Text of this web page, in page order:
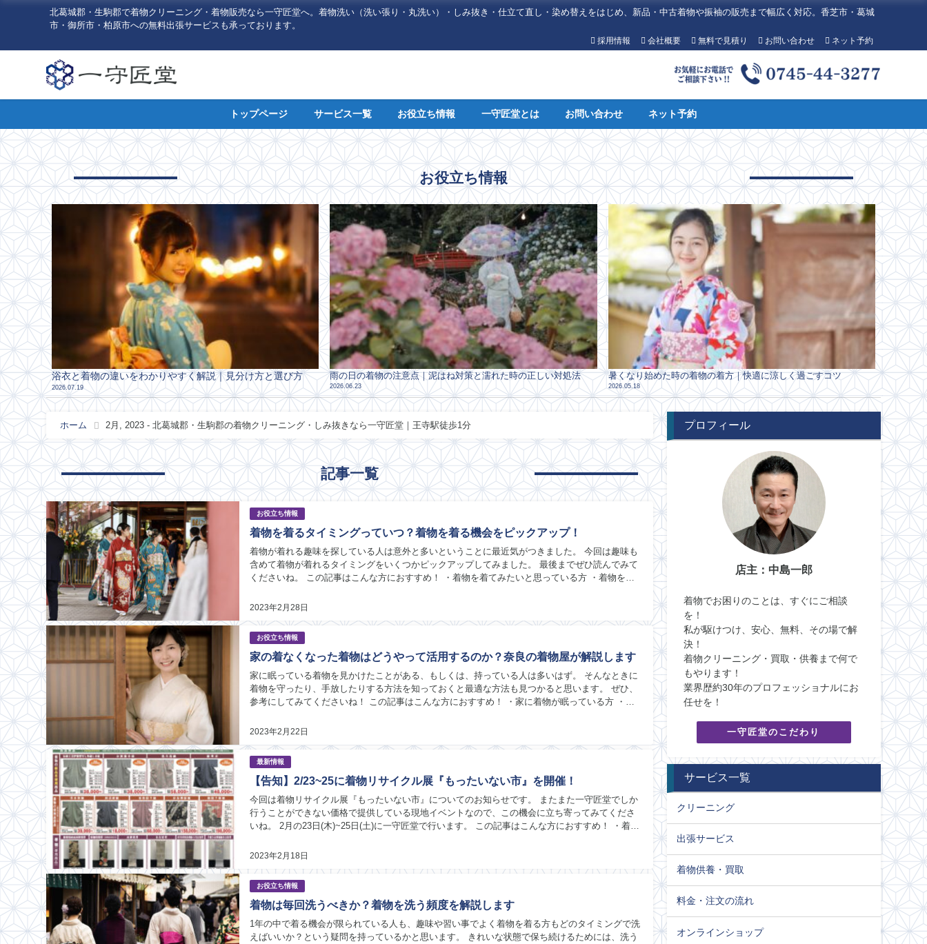
北葛城郡・生駒郡で着物クリーニング・着物販売なら一守匠堂へ。着物洗い（洗い張り・丸洗い）・しみ抜き・仕立て直し・染め替えをはじめ、新品・中古着物や振袖の販売まで幅広く対応。香芝市・葛城
市・御所市・柏原市への無料出張サービスも承っております。
採用情報 会社概要 無料で見積り お問い合わせ ネット予約
トップページ サービス一覧 お役立ち情報 一守匠堂とは お問い合わせ ネット予約
お役立ち情報
浴衣と着物の違いをわかりやすく解説｜見分け方と選び方
2026.07.19
雨の日の着物の注意点｜泥はね対策と濡れた時の正しい対処法
2026.06.23
暑くなり始めた時の着物の着方｜快適に涼しく過ごすコツ
2026.05.18
ホーム 2月, 2023 - 北葛城郡・生駒郡の着物クリーニング・しみ抜きなら一守匠堂｜王寺駅徒歩1分
記事一覧
お役立ち情報
着物を着るタイミングっていつ？着物を着る機会をピックアップ！
2023年2月28日
着物が着れる趣味を探している人は意外と多いということに最近気がつきました。 今回は趣味も
含めて着物が着れるタイミングをいくつかピックアップしてみました。 最後までぜひ読んでみて
くださいね。 この記事はこんな方におすすめ！ ・着物を着てみたいと思っている方 ・着物を着
お役立ち情報
家の着なくなった着物はどうやって活用するのか？奈良の着物屋が解説します
2023年2月22日
家に眠っている着物を見かけたことがある、もしくは、持っている人は多いはず。 そんなときに
着物を守ったり、手放したりする方法を知っておくと最適な方法も見つかると思います。 ぜひ、
参考にしてみてくださいね！ この記事はこんな方におすすめ！ ・家に着物が眠っている方 ・着
最新情報
【告知】2/23~25に着物リサイクル展『もったいない市』を開催！
2023年2月18日
今回は着物リサイクル展『もったいない市』についてのお知らせです。 またまた一守匠堂でしか
行うことができない価格で提供している現地イベントなので、この機会に立ち寄ってみてくださ
いね。 2月の23日(木)~25日(土)に一守匠堂で行います。 この記事はこんな方におすすめ！ ・着物
お役立ち情報
着物は毎回洗うべきか？着物を洗う頻度を解説します
1年の中で着る機会が限られている人も、趣味や習い事でよく着物を着る方もどのタイミングで洗
えばいいか？という疑問を持っているかと思います。 きれいな状態で保ち続けるためには、洗う
プロフィール
店主：中島一郎
着物でお困りのことは、すぐにご相談
を！
私が駆けつけ、安心、無料、その場で解
決！
着物クリーニング・買取・供養まで何で
もやります！
業界歴約30年のプロフェッショナルにお
任せを！
一守匠堂のこだわり
サービス一覧
クリーニング
出張サービス
着物供養・買取
料金・注文の流れ
オンラインショップ